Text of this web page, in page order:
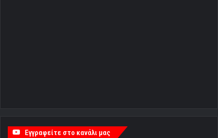
Εγγραφείτε στο κανάλι μας